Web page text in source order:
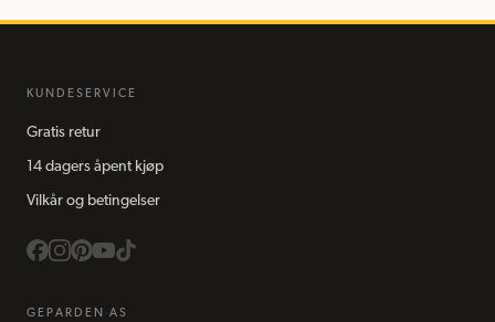
KUNDESERVICE
Gratis retur
14 dagers åpent kjøp
Vilkår og betingelser
GEPARDEN AS